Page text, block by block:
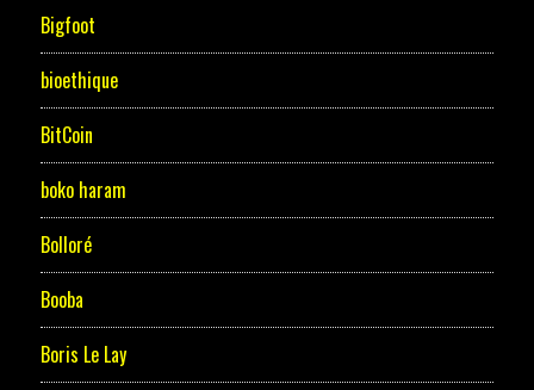
Bigfoot
bioethique
BitCoin
boko haram
Bolloré
Booba
Boris Le Lay